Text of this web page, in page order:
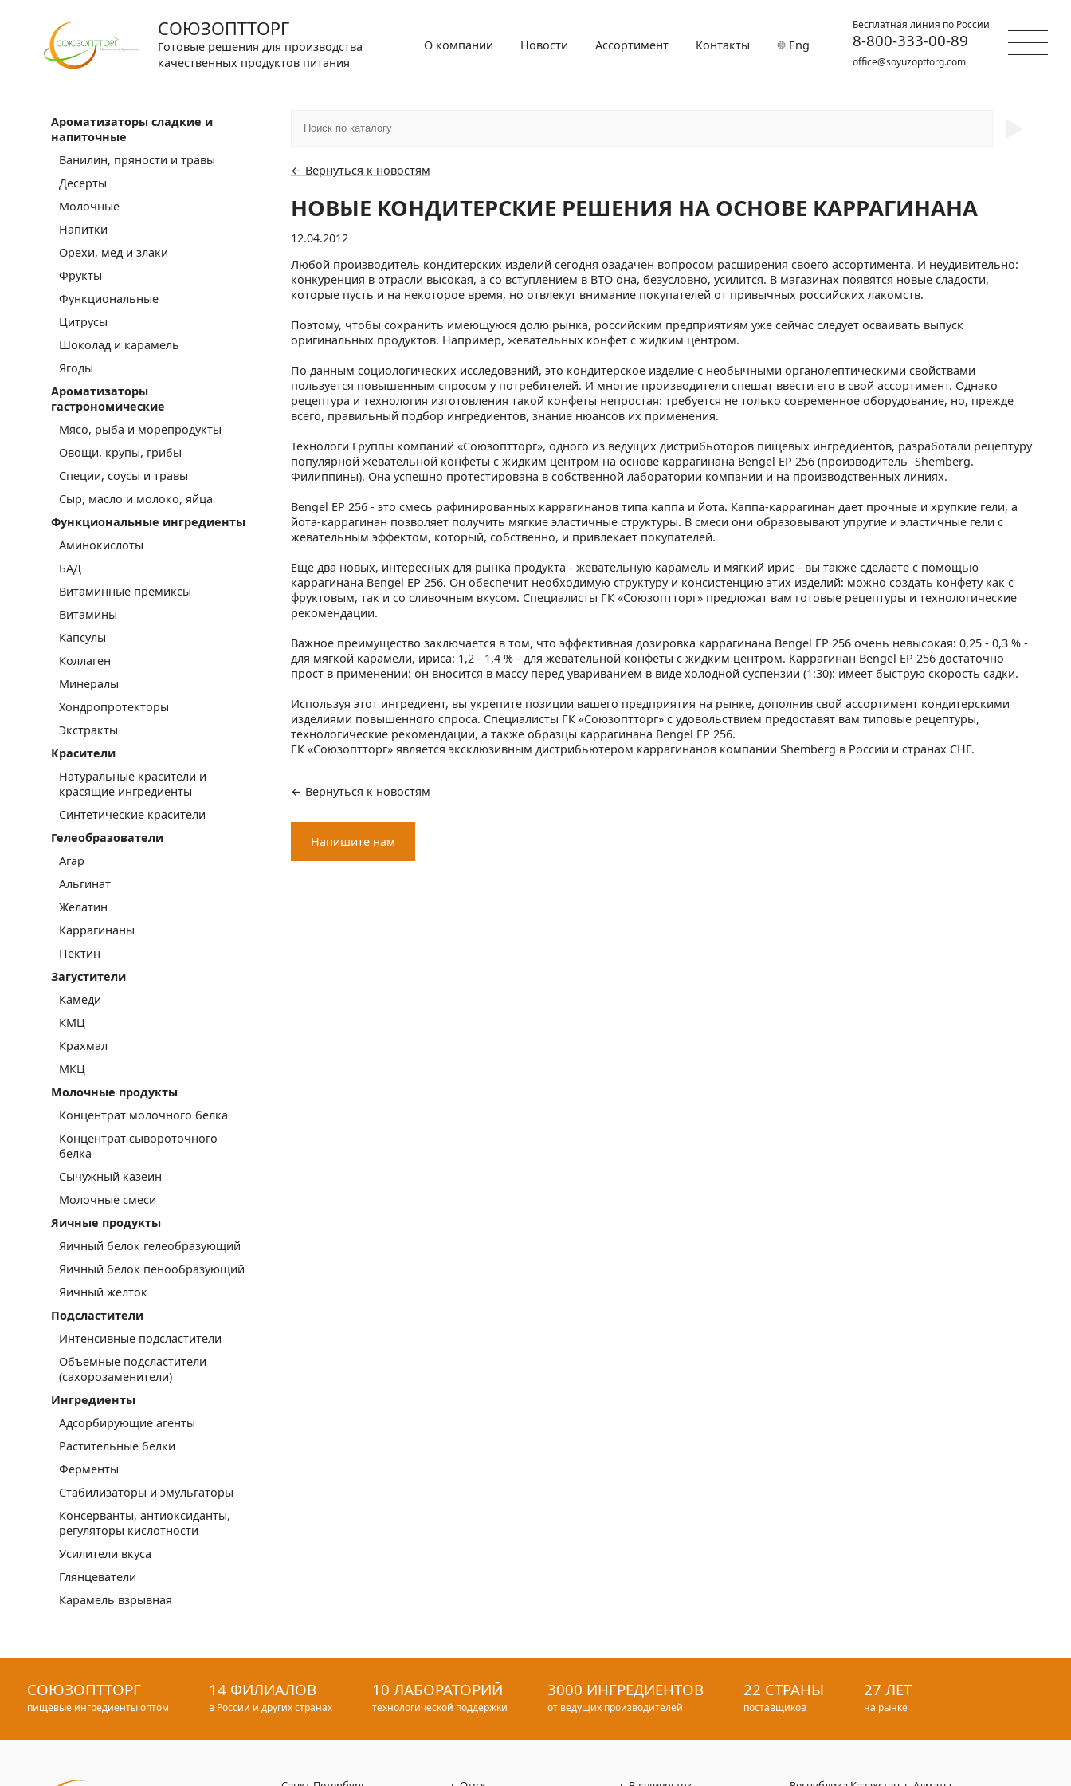
← Вернуться к новостям
НОВЫЕ КОНДИТЕРСКИЕ РЕШЕНИЯ НА ОСНОВЕ КАРРАГИНАНА
12.04.2012
Любой производитель кондитерских изделий сегодня озадачен вопросом расширения своего ассортимента. И неудивительно:
конкуренция в отрасли высокая, а со вступлением в ВТО она, безусловно, усилится. В магазинах появятся новые сладости,
которые пусть и на некоторое время, но отвлекут внимание покупателей от привычных российских лакомств.
Поэтому, чтобы сохранить имеющуюся долю рынка, российским предприятиям уже сейчас следует осваивать выпуск
оригинальных продуктов. Например, жевательных конфет с жидким центром.
По данным социологических исследований, это кондитерское изделие с необычными органолептическими свойствами
пользуется повышенным спросом у потребителей. И многие производители спешат ввести его в свой ассортимент. Однако
рецептура и технология изготовления такой конфеты непростая: требуется не только современное оборудование, но, прежде
всего, правильный подбор ингредиентов, знание нюансов их применения.
Технологи Группы компаний «Союзоптторг», одного из ведущих дистрибьоторов пищевых ингредиентов, разработали рецептуру
популярной жевательной конфеты с жидким центром на основе каррагинана Bengel ЕР 256 (производитель -Shemberg.
Филиппины). Она успешно протестирована в собственной лаборатории компании и на производственных линиях.
Bengel ЕР 256 - это смесь рафинированных каррагинанов типа каппа и йота. Каппа-каррагинан дает прочные и хрупкие гели, а
йота-каррагинан позволяет получить мягкие эластичные структуры. В смеси они образовывают упругие и эластичные гели с
жевательным эффектом, который, собственно, и привлекает покупателей.
Еще два новых, интересных для рынка продукта - жевательную карамель и мягкий ирис - вы также сделаете с помощью
каррагинана Bengel ЕР 256. Он обеспечит необходимую структуру и консистенцию этих изделий: можно создать конфету как с
фруктовым, так и со сливочным вкусом. Специалисты ГК «Союзоптторг» предложат вам готовые рецептуры и технологические
рекомендации.
Важное преимущество заключается в том, что эффективная дозировка каррагинана Bengel ЕР 256 очень невысокая: 0,25 - 0,3 % -
для мягкой карамели, ириса: 1,2 - 1,4 % - для жевательной конфеты с жидким центром. Каррагинан Bengel ЕР 256 достаточно
прост в применении: он вносится в массу перед увариванием в виде холодной суспензии (1:30): имеет быструю скорость садки.
Используя этот ингредиент, вы укрепите позиции вашего предприятия на рынке, дополнив свой ассортимент кондитерскими
изделиями повышенного спроса. Специалисты ГК «Союзоптторг» с удовольствием предоставят вам типовые рецептуры,
технологические рекомендации, а также образцы каррагинана Bengel ЕР 256.
ГК «Союзоптторг» является эксклюзивным дистрибьютером каррагинанов компании Shemberg в России и странах СНГ.
← Вернуться к новостям
Напишите нам
Ароматизаторы сладкие и
напиточные
Ванилин, пряности и травы
Десерты
Молочные
Напитки
Орехи, мед и злаки
Фрукты
Функциональные
Цитрусы
Шоколад и карамель
Ягоды
Ароматизаторы
гастрономические
Мясо, рыба и морепродукты
Овощи, крупы, грибы
Специи, соусы и травы
Сыр, масло и молоко, яйца
Функциональные ингредиенты
Аминокислоты
БАД
Витаминные премиксы
Витамины
Капсулы
Коллаген
Минералы
Хондропротекторы
Экстракты
Красители
Натуральные красители и
красящие ингредиенты
Синтетические красители
Гелеобразователи
Агар
Альгинат
Желатин
Каррагинаны
Пектин
Загустители
Камеди
КМЦ
Крахмал
МКЦ
Молочные продукты
Концентрат молочного белка
Концентрат сывороточного
белка
Сычужный казеин
Молочные смеси
Яичные продукты
Яичный белок гелеобразующий
Яичный белок пенообразующий
Яичный желток
Подсластители
Интенсивные подсластители
Объемные подсластители
(сахорозаменители)
Ингредиенты
Адсорбирующие агенты
Растительные белки
Ферменты
Стабилизаторы и эмульгаторы
Консерванты, антиоксиданты,
регуляторы кислотности
Усилители вкуса
Глянцеватели
Карамель взрывная
СОЮЗОПТТОРГ
Готовые решения для производства
качественных продуктов питания
О компании Новости Ассортимент Контакты Eng
Бесплатная линия по России
8-800-333-00-89
office@soyuzopttorg.com
СОЮЗОПТТОРГ
пищевые ингредиенты оптом
14 ФИЛИАЛОВ
в России и других странах
10 ЛАБОРАТОРИЙ
технологической поддержки
3000 ИНГРЕДИЕНТОВ
от ведущих производителей
22 СТРАНЫ
поставщиков
27 ЛЕТ
на рынке